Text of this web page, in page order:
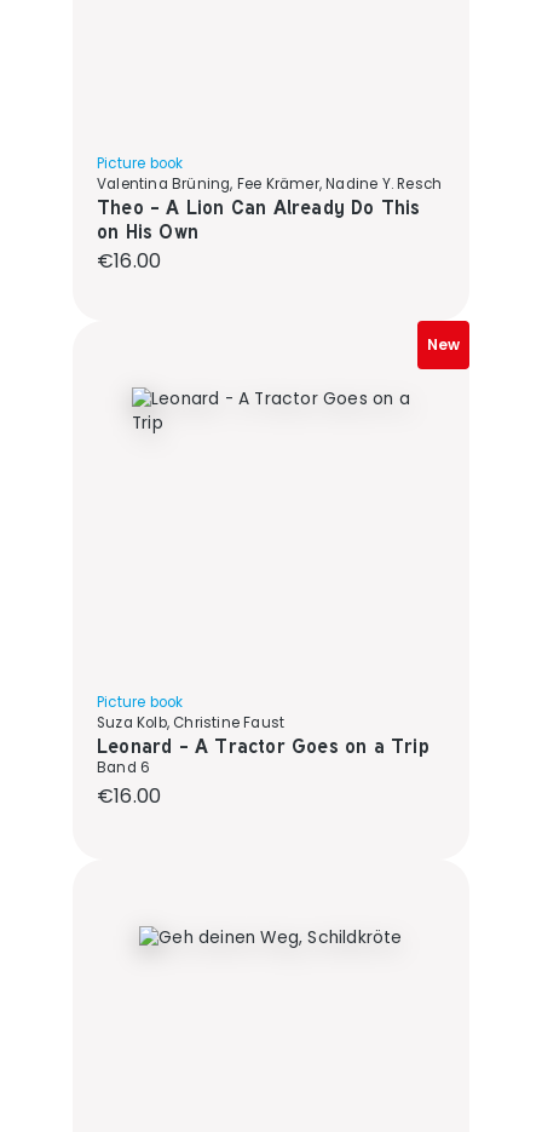
Picture book
Valentina Brüning, Fee Krämer, Nadine Y. Resch
Theo - A Lion Can Already Do This
on His Own
Regular price:
€16.00
New
Picture book
Suza Kolb, Christine Faust
Leonard - A Tractor Goes on a Trip
Band 6
Regular price:
€16.00